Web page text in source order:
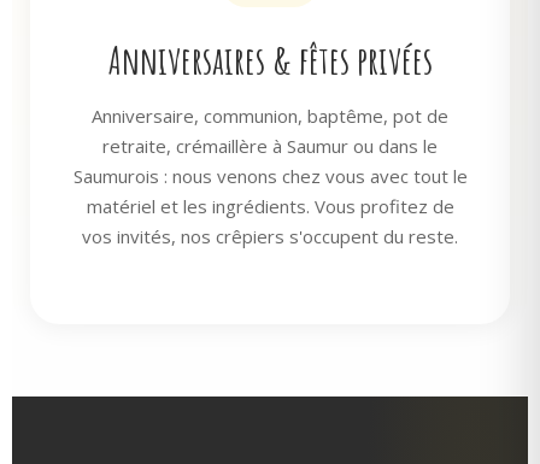
Anniversaires & fêtes privées
Anniversaire, communion, baptême, pot de
retraite, crémaillère à Saumur ou dans le
Saumurois : nous venons chez vous avec tout le
matériel et les ingrédients. Vous profitez de
vos invités, nos crêpiers s'occupent du reste.